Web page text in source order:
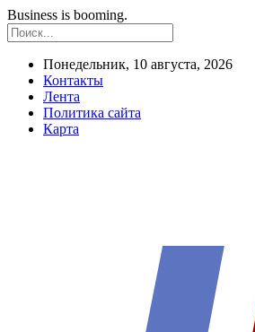
Business is booming.
Понедельник, 10 августа, 2026
Контакты
Лента
Политика сайта
Карта